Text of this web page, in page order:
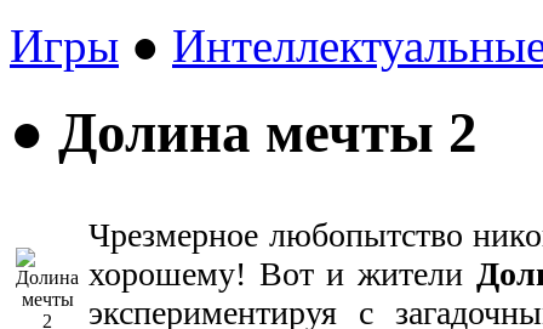
Игры ●
● Долина мечты 2
Чрезмерное любопытство
хорошему! Вот и жители
экспериментируя с